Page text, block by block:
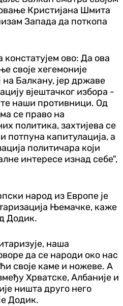
Кристијана Шмита
Запада да поткопа
констатујем ово: Да ова
своје хегемоније
на Балкану, јер државе
вјештачког избора -
наши противници. Од
се право на
политика, захтијева се
потпуна капитулација, а
политичара који
интересе изнад себе",
народ из Европе је
Њемачке, каже
Додик.
наша
да се народи око нас
своје каме и ножеве. А
Хрватске, Албаније и
ништа друго него
Додик.